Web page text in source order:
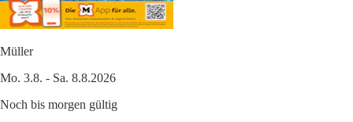
Müller
Mo. 3.8. - Sa. 8.8.2026
Noch bis morgen gültig